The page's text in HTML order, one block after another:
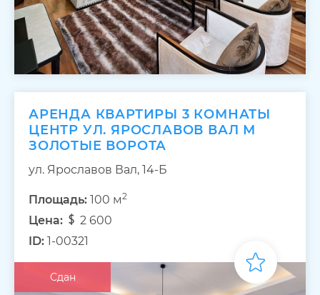
АРЕНДА КВАРТИРЫ 3 КОМНАТЫ
ЦЕНТР УЛ. ЯРОСЛАВОВ ВАЛ М
ЗОЛОТЫЕ ВОРОТА
ул. Ярославов Вал, 14-Б
Площадь: 100 м2
Цена:
2 600
ID: 1-00321
Сдан